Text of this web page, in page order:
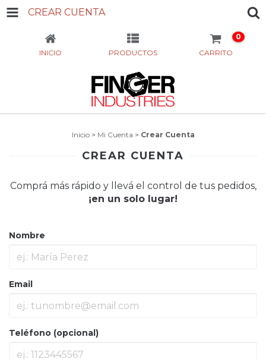
CREAR CUENTA
INICIO PRODUCTOS CARRITO
0
Inicio > Mi Cuenta > Crear Cuenta
CREAR CUENTA
Comprá más rápido y llevá el control de tus pedidos,
¡en un solo lugar!
Nombre
Email
Teléfono (opcional)